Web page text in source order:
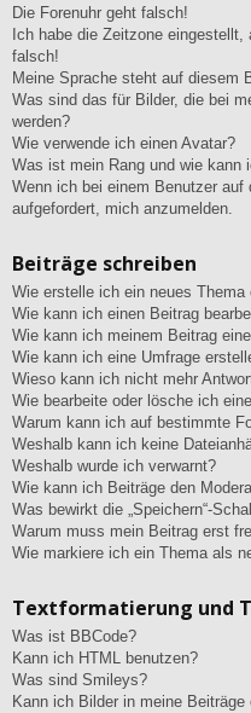
Die Forenuhr geht falsch!
Ich habe die Zeitzone
falsch!
Meine Sprache steht auf diesem
Was sind das für Bilder, die bei
werden?
Wie verwende ich einen Avatar?
Was ist mein Rang und wie kann
Wenn ich bei einem Benutzer
aufgefordert, mich anzumelden.
Beiträge schreiben
Wie erstelle ich ein neues Thema
Wie kann ich einen Beitrag
Wie kann ich meinem Beitrag
Wie kann ich eine Umfrage
Wieso kann ich nicht mehr
Wie bearbeite oder lösche ich
Warum kann ich auf bestimmte
Weshalb kann ich keine
Weshalb wurde ich verwarnt?
Wie kann ich Beiträge den
Was bewirkt die „Speichern“-
Warum muss mein Beitrag erst
Wie markiere ich ein Thema als
Textformatierung und
Was ist BBCode?
Kann ich HTML benutzen?
Was sind Smileys?
Kann ich Bilder in meine Beiträge